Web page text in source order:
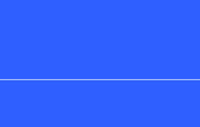
ob Ihre
werden können. Produkte
für